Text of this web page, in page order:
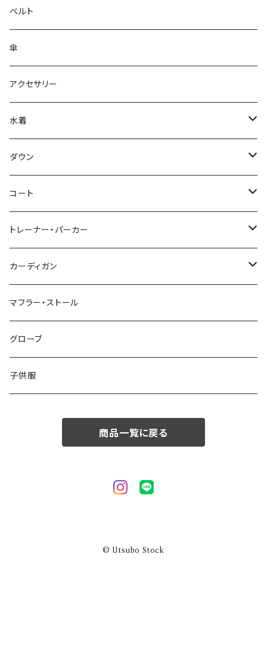
ベルト
傘
アクセサリー
水着
～44/S
46/M
48/L
50/XL～
ダウン
～44/S
46/M
48/L
50/XL～
コート
～44/S
46/M
48/L
50/XL～
トレーナー・パーカー
～44/S
46/M
48/L
50/XL～
カーディガン
～44/S
46/M
48/L
マフラー・ストール
グローブ
子供服
商品一覧に戻る
© Utsubo Stock